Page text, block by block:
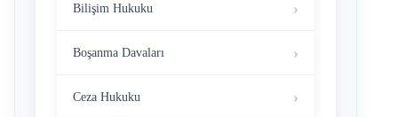
Bilişim Hukuku
Boşanma Davaları
Ceza Hukuku